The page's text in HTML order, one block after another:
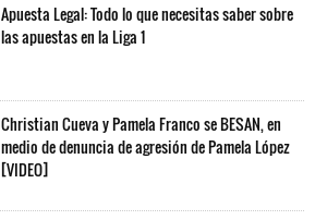
Apuesta Legal: Todo lo que necesitas saber sobre
las apuestas en la Liga 1
Christian Cueva y Pamela Franco se BESAN, en
medio de denuncia de agresión de Pamela López
[VIDEO]